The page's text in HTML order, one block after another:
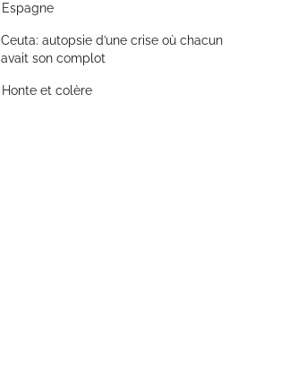
Espagne
Ceuta: autopsie d’une crise où chacun
avait son complot
Honte et colère